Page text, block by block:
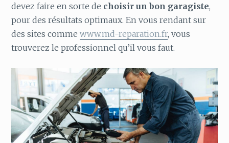
devez faire en sorte de choisir un bon garagiste,
pour des résultats optimaux. En vous rendant sur
des sites commewww.md-reparation.fr, vous
trouverez le professionnel qu’il vous faut.